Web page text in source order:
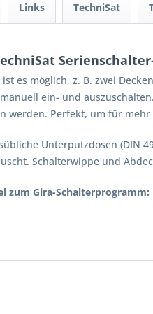
Links TechniSat
ist es möglich, z. B. zwei
ein- und
werden. Perfekt, um für
Unterputzdosen (DIN
Schalterwippe und
zum Gira-Schalterprogramm: